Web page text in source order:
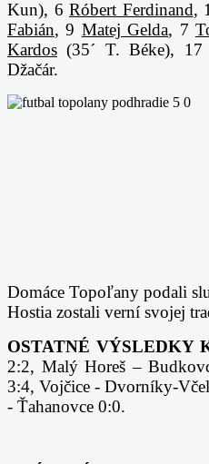
Kun), 6 Róbert Ferdinand,
Fabián, 9 Matej Gelda, 7
Kardos (35´ T. Béke), 17
Džačár.
Domáce Topoľany podali
Hostia zostali verní svojej
OSTATNÉ VÝSLEDKY
2:2, Malý Horeš –
3:4, Vojčice - Dvorníky-
- Ťahanovce 0:0.